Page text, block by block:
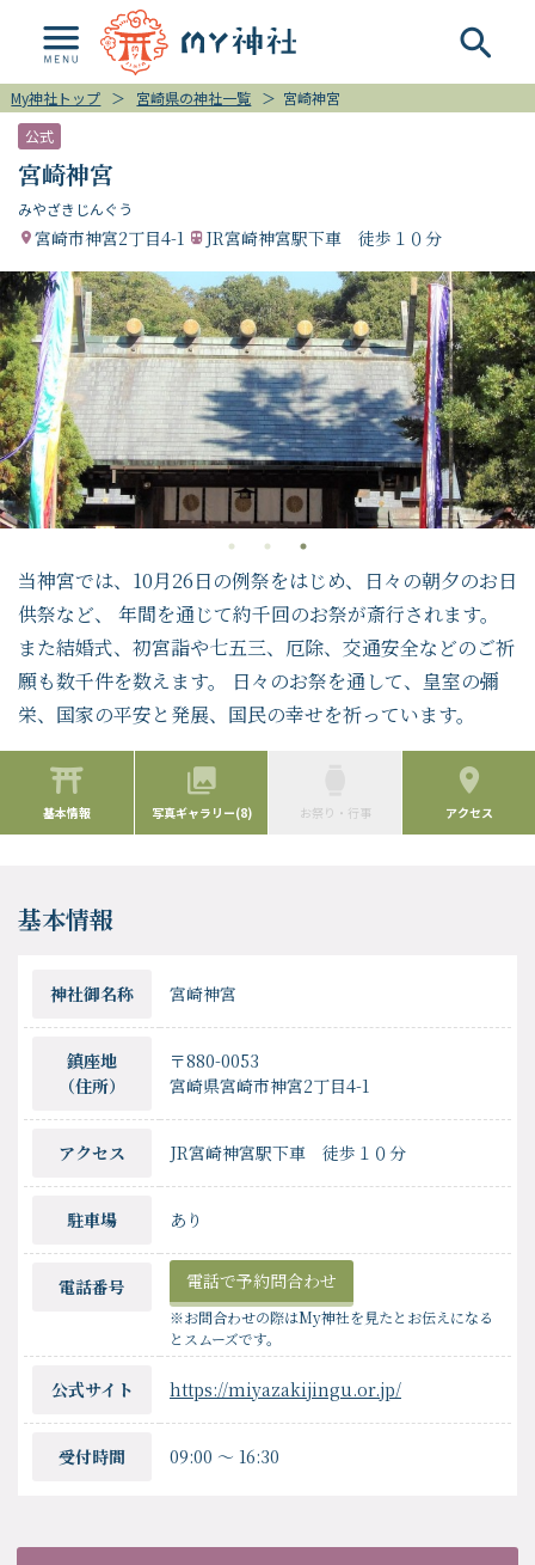
My神社トップ ＞ 宮崎県の神社一覧 ＞ 宮崎神宮
公式
宮崎神宮
みやざきじんぐう
宮崎市神宮2丁目4-1 JR宮崎神宮駅下車 徒歩１０分
当神宮では、10月26日の例祭をはじめ、日々の朝夕のお日
供祭など、 年間を通じて約千回のお祭が斎行されます。
また結婚式、初宮詣や七五三、厄除、交通安全などのご祈
願も数千件を数えます。 日々のお祭を通して、皇室の彌
栄、国家の平安と発展、国民の幸せを祈っています。
基本情報 写真ギャラリー(8) お祭り・行事 アクセス
基本情報
神社御名称 宮崎神宮
鎮座地
（住所）
〒880-0053
宮崎県宮崎市神宮2丁目4-1
アクセス JR宮崎神宮駅下車 徒歩１０分
駐車場 あり
電話番号 電話で予約問合わせ
※お問合わせの際はMy神社を見たとお伝えになる
とスムーズです。
公式サイト https://miyazakijingu.or.jp/
受付時間 09:00 〜 16:30